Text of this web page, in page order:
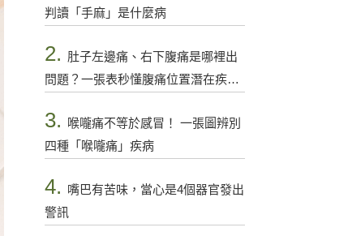
判讀「手麻」是什麼病
2. 肚子左邊痛、右下腹痛是哪裡出
問題？一張表秒懂腹痛位置潛在疾病
3.
喉嚨痛不等於感冒！ 一張圖辨別
四種「喉嚨痛」疾病
4. 嘴巴有苦味，當心是4個器官發出
警訊